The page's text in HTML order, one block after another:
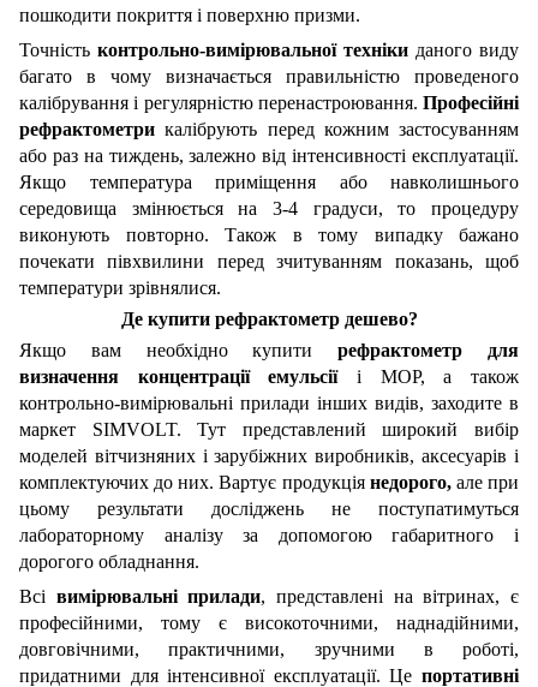
пошкодити покриття і поверхню призми.
Точність контрольно-вимірювальної техніки даного виду
багато в чому визначається правильністю проведеного
калібрування і регулярністю перенастроювання. Професійні
рефрактометри калібрують перед кожним застосуванням
або раз на тиждень, залежно від інтенсивності експлуатації.
Якщо температура приміщення або навколишнього
середовища змінюється на 3-4 градуси, то процедуру
виконують повторно. Також в тому випадку бажано
почекати півхвилини перед зчитуванням показань, щоб
температури зрівнялися.
Де купити рефрактометрдешево?
Якщо вам необхідно купитирефрактометр для
визначення концентрації емульсіїі МОР, а також
контрольно-вимірювальні прилади інших видів, заходите в
маркет SIMVOLT. Тут представлений широкий вибір
моделей вітчизняних і зарубіжних виробників, аксесуарів і
комплектуючих до них. Вартує продукція недорого,але при
цьому результати досліджень не поступатимуться
лабораторному аналізу за допомогою габаритного і
дорогого обладнання.
Всі вимірювальні прилади, представлені на вітринах, є
професійними, тому є високоточними, наднадійними,
довговічними, практичними, зручними в роботі,
придатними для інтенсивної експлуатації. Це портативні